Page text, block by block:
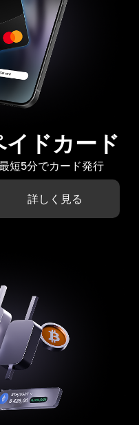
ドカード
短5分でカード発行
詳しく見る